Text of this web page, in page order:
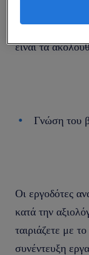
υποψήφιο αλλά
βασικά
είναι τα
Γνώση του
Οι εργοδότες
κατά την
ταιριάζετε με
συνέντευξη